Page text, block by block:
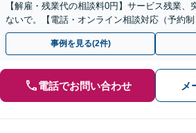
【解雇・残業代の相談料0円】サービス残業、
ないで。【電話・オンライン相談対応（予約制
事例を見る(2件)
電話でお問い合わせ メ